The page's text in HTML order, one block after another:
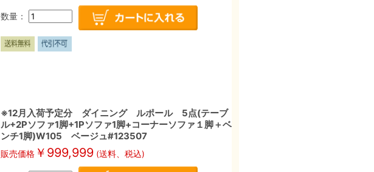
数量：
※12月入荷予定分 ダイニング ルポール 5点(テーブ
ル+2Pソファ1脚+1Pソファ1脚+コーナーソファ１脚＋ベ
ンチ1脚)W105 ベージュ#123507
販売価格￥ 999,999(送料、税込)